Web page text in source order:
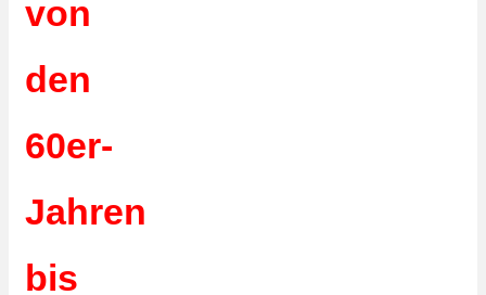
von
den
60er-
Jahren
bis